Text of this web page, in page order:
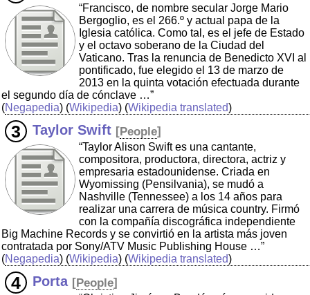
“Francisco, de nombre secular Jorge Mario
Bergoglio, es el 266.º y actual papa de la
Iglesia católica. Como tal, es el jefe de Estado
y el octavo soberano de la Ciudad del
Vaticano. Tras la renuncia de Benedicto XVI al
pontificado, fue elegido el 13 de marzo de
2013 en la quinta votación efectuada durante
el segundo día de cónclave …”
(Negapedia) (Wikipedia) (Wikipedia translated)
Taylor Swift [People]
“Taylor Alison Swift es una cantante,
compositora, productora, directora, actriz y
empresaria estadounidense. Criada en
Wyomissing (Pensilvania), se mudó a
Nashville (Tennessee) a los 14 años para
realizar una carrera de música country. Firmó
con la compañía discográfica independiente
Big Machine Records y se convirtió en la artista más joven
contratada por Sony/ATV Music Publishing House …”
(Negapedia) (Wikipedia) (Wikipedia translated)
Porta [People]